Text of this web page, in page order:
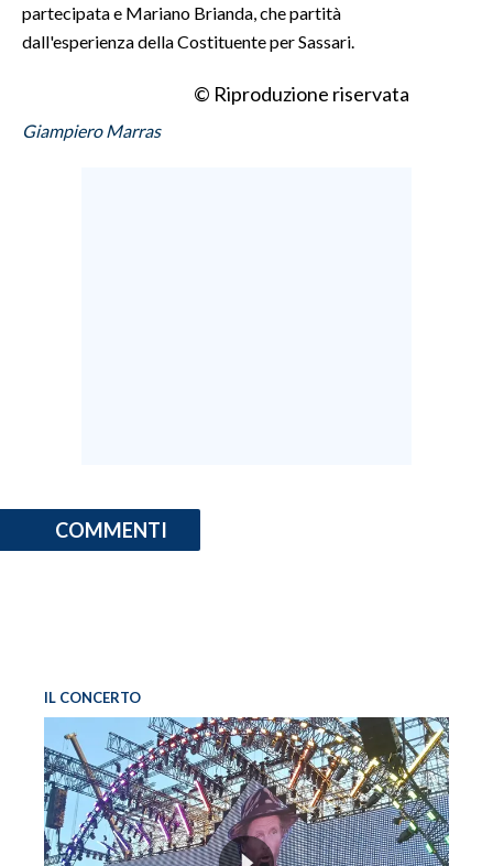
partecipata e Mariano Brianda, che partità
dall'esperienza della Costituente per Sassari.
© Riproduzione riservata
Giampiero Marras
COMMENTI
IL CONCERTO